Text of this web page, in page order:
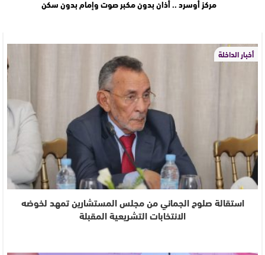
مركز أوسرد .. أذان بدون مكبر صوت وإمام بدون سكن
أخبار الداخلة
استقالة صلوح الجماني من مجلس المستشارين تمهد لخوضه
الانتخابات التشريعية المقبلة